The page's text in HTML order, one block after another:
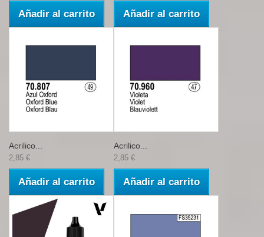
Añadir al carrito Añadir al carrito
Acrilico...
2,85 €
Añadir al carrito
Acrilico...
2,85 €
Añadir al carrito